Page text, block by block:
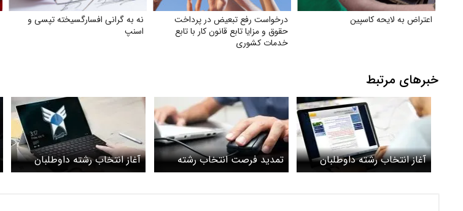
اعتراض به لایحه کاسپین
درخواست رفع تبعیض در پرداخت
حقوق و مزایا تابع قانون کار با تابع
خدمات کشوری
نه به گرانی افسارگسیخته تپسی و
اسنپ
خبرهای مرتبط
آغاز انتخاب رشته داوطلبان
مجاز ارشد از فردا ۱۲ خرداد
تمدید فرصت انتخاب رشته
ارشد علوم‌پزشکی تا ظهر امروز
آغاز انتخاب رشته داوطلبان
آزمون کارشناسی ارشد سال